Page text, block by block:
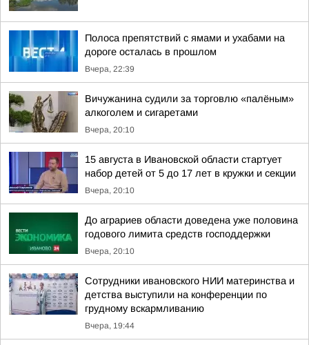
Полоса препятствий с ямами и ухабами на
дороге осталась в прошлом
Вчера, 22:39
Вичужанина судили за торговлю «палёным»
алкоголем и сигаретами
Вчера, 20:10
15 августа в Ивановской области стартует
набор детей от 5 до 17 лет в кружки и секции
Вчера, 20:10
До аграриев области доведена уже половина
годового лимита средств господдержки
Вчера, 20:10
Сотрудники ивановского НИИ материнства и
детства выступили на конференции по
грудному вскармливанию
Вчера, 19:44